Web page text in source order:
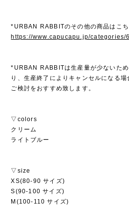
*URBAN RABBITのその他の商品はこ
https://www.capucapu.jp/categories/
*URBAN RABBITは生産量が少ないた
り、生産終了によりキャンセルになる
ご検討をおすすめ致します。
▽colors
クリーム
ライトブルー
▽size
XS(80-90 サイズ)
S(90-100 サイズ)
M(100-110 サイズ)